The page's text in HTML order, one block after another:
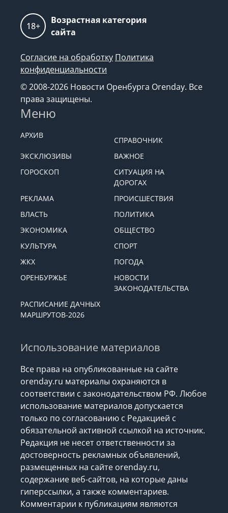
18+
Возрастная категория
сайта
Согласие на обработку Политика
конфиденциальности
© 2008-2026 Новости Оренбурга Orenday. Все
права защищены.
Меню
АРХИВ
СПРАВОЧНИК
ЭКСКЛЮЗИВЫ
ВАЖНОЕ
ГОРОСКОП
СИТУАЦИЯ НА
ДОРОГАХ
РЕКЛАМА
ПРОИСШЕСТВИЯ
ВЛАСТЬ
ПОЛИТИКА
ЭКОНОМИКА
ОБЩЕСТВО
КУЛЬТУРА
СПОРТ
ЖКХ
ПОГОДА
ОРЕНБУРЖЬЕ
НОВОСТИ
ЗАКОНОДАТЕЛЬСТВА
РАСПИСАНИЕ ДАЧНЫХ
МАРШРУТОВ-2026
Использование материалов
Все права на опубликованные на сайте
orenday.ru материалы охраняются в
соответствии с законодательством РФ. Любое
использование материалов допускается
только по согласованию с Редакцией с
обязательной активной ссылкой на источник.
Редакция не несет ответственности за
достоверность рекламных объявлений,
размещенных на сайте orenday.ru,
содержание веб-сайтов, на которые даны
гиперссылки, а также комментариев.
Комментарии к публикациям являются